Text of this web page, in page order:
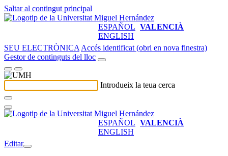
Saltar al contingut principal
ESPAÑOL VALENCIÀ
ENGLISH
SEU ELECTRÒNICA Accés identificat (obri en nova finestra)
Gestor de continguts del lloc
Introdueix la teua cerca
ESPAÑOL VALENCIÀ
ENGLISH
Editar